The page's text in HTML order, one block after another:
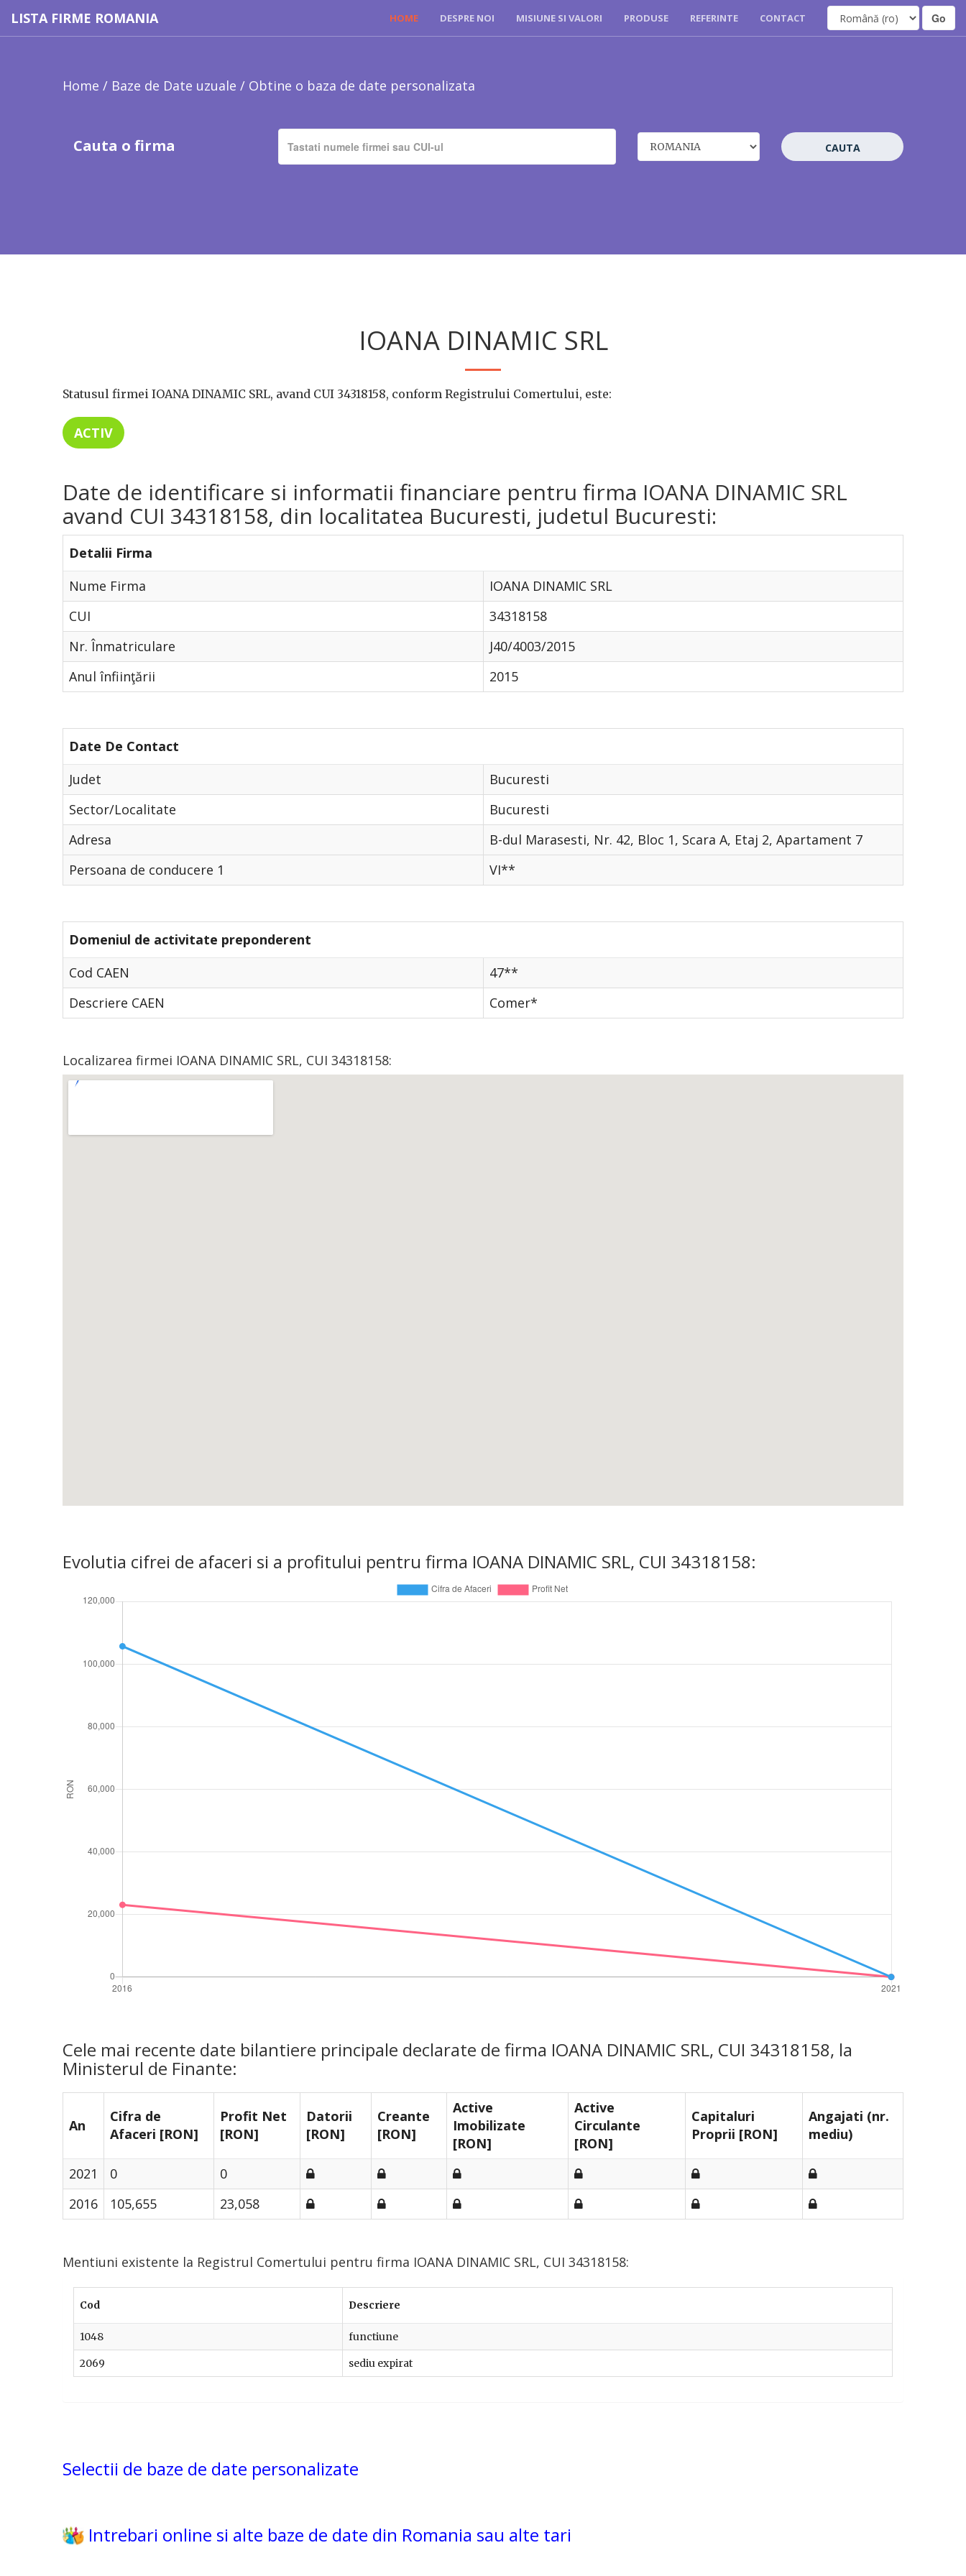
LISTA FIRME ROMANIA HOME DESPRE NOI MISIUNE SI VALORI PRODUSE REFERINTE CONTACT
Home / Baze de Date uzuale / Obtine o baza de date personalizata
Cauta o firma CAUTA
IOANA DINAMIC SRL
Statusul firmei IOANA DINAMIC SRL, avand CUI 34318158, conform Registrului Comertului, este:
ACTIV
Date de identificare si informatii financiare pentru firma IOANA DINAMIC SRL
avand CUI 34318158, din localitatea Bucuresti, judetul Bucuresti:
Detalii Firma
Nume Firma
IOANA DINAMIC SRL
CUI
34318158
Nr. Înmatriculare
J40/4003/2015
Anul înfiinţării
2015
Date De Contact
Judet
Bucuresti
Sector/Localitate
Bucuresti
Adresa
B-dul Marasesti, Nr. 42, Bloc 1, Scara A, Etaj 2, Apartament 7
Persoana de conducere 1
VI**
Domeniul de activitate preponderent
Cod CAEN
47**
Descriere CAEN
Comer*
Localizarea firmei IOANA DINAMIC SRL, CUI 34318158:
Evolutia cifrei de afaceri si a profitului pentru firma IOANA DINAMIC SRL, CUI 34318158:
Cele mai recente date bilantiere principale declarate de firma IOANA DINAMIC SRL, CUI 34318158, la
Ministerul de Finante:
An
Cifra de
Afaceri [RON]
Profit Net
[RON]
Datorii
[RON]
Creante
[RON]
Active
Imobilizate
[RON]
Active
Circulante
[RON]
Capitaluri
Proprii [RON]
Angajati (nr.
mediu)
2021 0
0
2016
105,655 23,058
Mentiuni existente la Registrul Comertului pentru firma IOANA DINAMIC SRL, CUI 34318158:
Cod Descriere
1048 functiune
2069 sediu expirat
Selectii de baze de date personalizate
Intrebari online si alte baze de date din Romania sau alte tari